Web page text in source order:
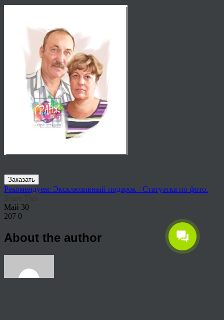
Заказать
Рекомендуем: Эксклюзивный подарок - Статуэтка по фото.
Май 30
207 0
About the author